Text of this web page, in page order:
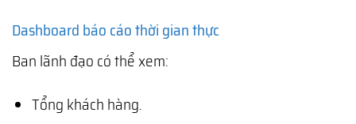
Dashboard báo cáo thời gian thực
Ban lãnh đạo có thể xem:
Tổng khách hàng.